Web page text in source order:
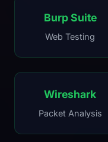
Burp Suite
Web Testing
Wireshark
Packet Analysis